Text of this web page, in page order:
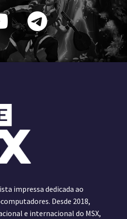
impressa dedicada ao
Desde 2018,
e internacional do MSX,